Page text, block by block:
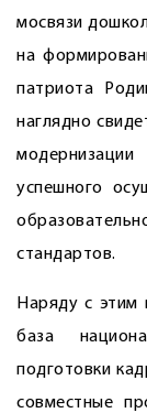
мосвязи
на
патриота
наглядно
успешного
стандартов.
Наряду с этим
база
подготовки
совместные